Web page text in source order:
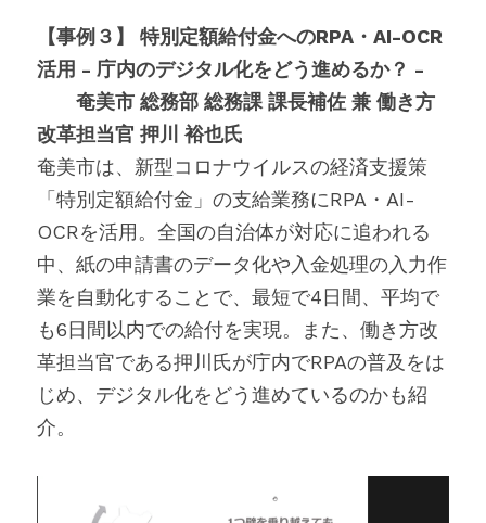
【事例３】 特別定額給付金へのRPA・AI-OCR
活用 - 庁内のデジタル化をどう進めるか？ -
奄美市 総務部 総務課 課長補佐 兼 働き方
改革担当官 押川 裕也氏
奄美市は、新型コロナウイルスの経済支援策
「特別定額給付金」の支給業務にRPA・AI-
OCRを活用。全国の自治体が対応に追われる
中、紙の申請書のデータ化や入金処理の入力作
業を自動化することで、最短で4日間、平均で
も6日間以内での給付を実現。また、働き方改
革担当官である押川氏が庁内でRPAの普及をは
じめ、デジタル化をどう進めているのかも紹
介。